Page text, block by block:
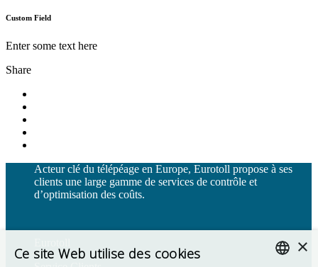
Custom Field
Enter some text here
Share
Acteur clé du télépéage en Europe, Eurotoll propose à ses
clients une large gamme de services de contrôle et
d’optimisation des coûts.
×
Ce site Web utilise des cookies